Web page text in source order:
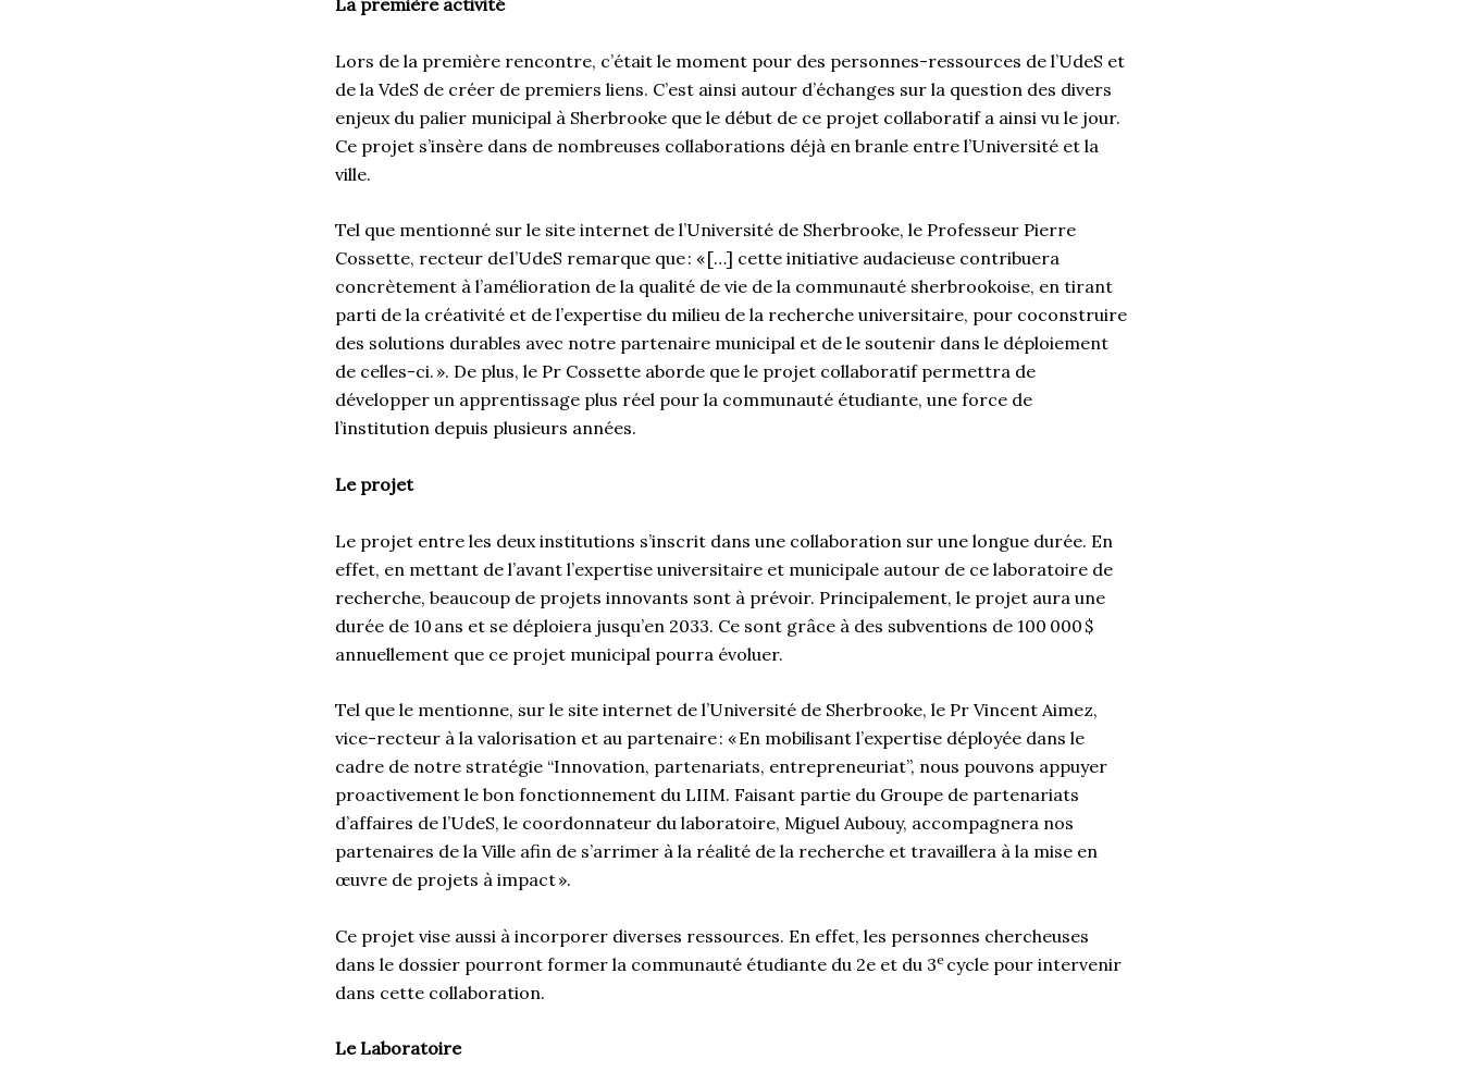
La première activité
Lors de la première rencontre, c’était le moment pour des personnes-ressources de l’UdeS et
de la VdeS de créer de premiers liens. C’est ainsi autour d’échanges sur la question des divers
enjeux du palier municipal à Sherbrooke que le début de ce projet collaboratif a ainsi vu le jour.
Ce projet s’insère dans de nombreuses collaborations déjà en branle entre l’Université et la
ville.
Tel que mentionné sur le site internet de l’Université de Sherbrooke, le Professeur Pierre
Cossette, recteur de l’UdeS remarque que : « […] cette initiative audacieuse contribuera
concrètement à l’amélioration de la qualité de vie de la communauté sherbrookoise, en tirant
parti de la créativité et de l’expertise du milieu de la recherche universitaire, pour coconstruire
des solutions durables avec notre partenaire municipal et de le soutenir dans le déploiement
de celles-ci. ». De plus, le Pr Cossette aborde que le projet collaboratif permettra de
développer un apprentissage plus réel pour la communauté étudiante, une force de
l’institution depuis plusieurs années.
Le projet
Le projet entre les deux institutions s’inscrit dans une collaboration sur une longue durée. En
effet, en mettant de l’avant l’expertise universitaire et municipale autour de ce laboratoire de
recherche, beaucoup de projets innovants sont à prévoir. Principalement, le projet aura une
durée de 10 ans et se déploiera jusqu’en 2033. Ce sont grâce à des subventions de 100 000 $
annuellement que ce projet municipal pourra évoluer.
Tel que le mentionne, sur le site internet de l’Université de Sherbrooke, le Pr Vincent Aimez,
vice-recteur à la valorisation et au partenaire : « En mobilisant l’expertise déployée dans le
cadre de notre stratégie “Innovation, partenariats, entrepreneuriat”, nous pouvons appuyer
proactivement le bon fonctionnement du LIIM. Faisant partie du Groupe de partenariats
d’affaires de l’UdeS, le coordonnateur du laboratoire, Miguel Aubouy, accompagnera nos
partenaires de la Ville afin de s’arrimer à la réalité de la recherche et travaillera à la mise en
œuvre de projets à impact ».
Ce projet vise aussi à incorporer diverses ressources. En effet, les personnes chercheuses
dans le dossier pourront former la communauté étudiante du 2e et du 3e cycle pour intervenir
dans cette collaboration.
Le Laboratoire